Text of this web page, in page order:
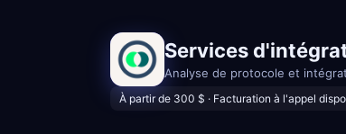
Services
Analyse de protocole et
À partir de 300 $ · Facturation à l'appel